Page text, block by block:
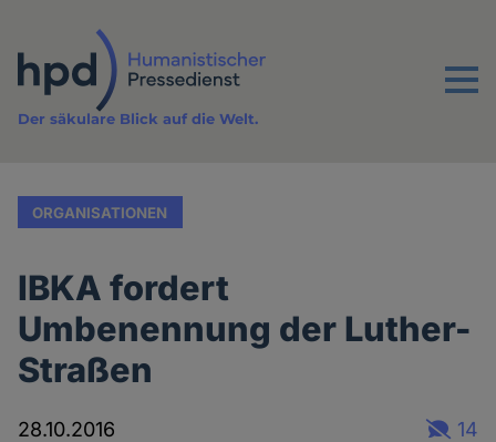
Inhalt
Menu
Der säkulare Blick auf die Welt.
ORGANISATIONEN
IBKA fordert
Umbenennung der Luther-
Straßen
28.10.2016 14